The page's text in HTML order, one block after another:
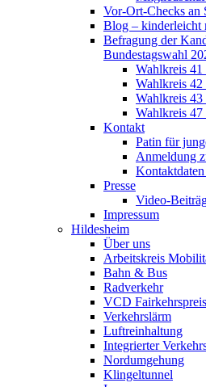
Vor-Ort-Checks an
Blog – kinderleicht
Befragung der
Bundestagswahl
Wahlkreis
Wahlkreis
Wahlkreis
Wahlkreis
Kontakt
Patin für
Anmeldung
Presse
Video-
Impressum
Hildesheim
Über uns
Arbeitskreis
Bahn & Bus
Radverkehr
VCD
Verkehrslärm
Luftreinhaltung
Integrierter
Nordumgehung
Klingeltunnel